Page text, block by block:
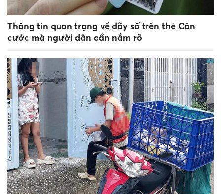
Thông tin quan trọng về dãy số trên thẻ Căn
cước mà người dân cần nắm rõ